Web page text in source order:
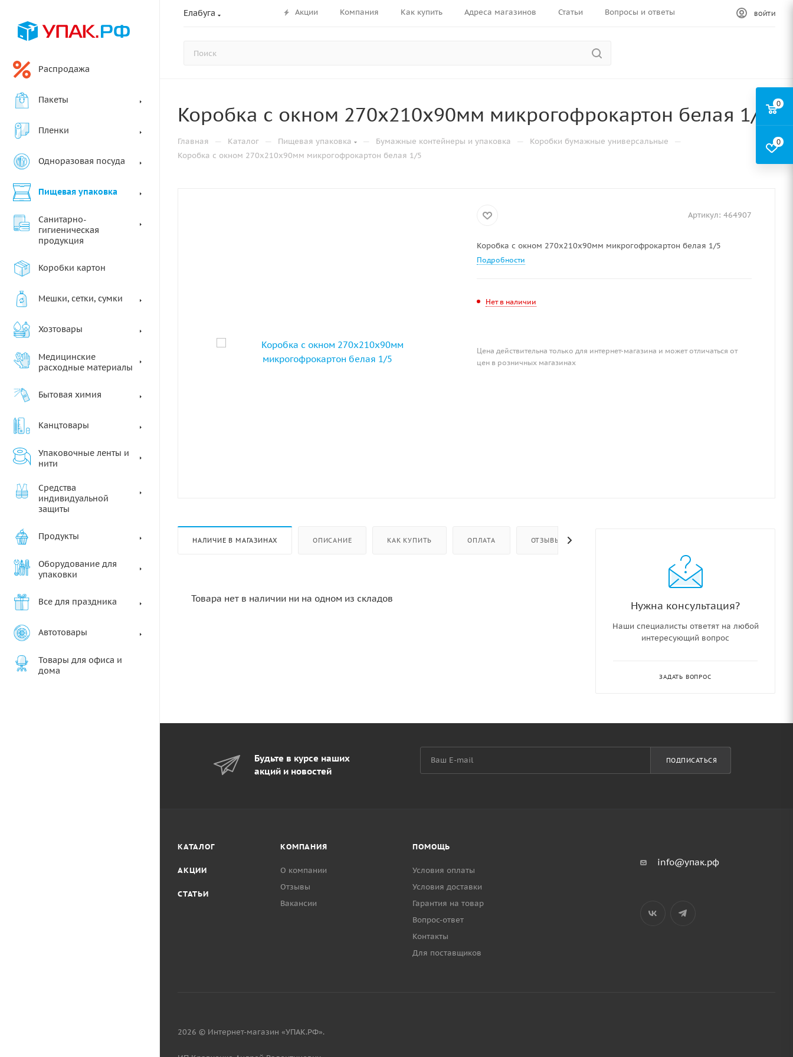
Елабуга Акции Компания Как купить Адреса магазинов Статьи Вопросы и ответы ВОЙТИ
Распродажа
Пакеты
Пленки
Одноразовая посуда
Пищевая упаковка
Санитарно-
гигиеническая
продукция
Коробки картон
Мешки, сетки, сумки
Хозтовары
Медицинские
расходные материалы
Бытовая химия
Канцтовары
Упаковочные ленты и
нити
Средства
индивидуальной
защиты
Продукты
Оборудование для
упаковки
Все для праздника
Автотовары
Товары для офиса и
дома
Коробка с окном 270х210х90мм микрогофрокартон белая 1/5
Главная — Каталог — Пищевая упаковка — Бумажные контейнеры и упаковка — Коробки бумажные универсальные —
Коробка с окном 270х210х90мм микрогофрокартон белая 1/5
Артикул: 464907
Коробка с окном 270х210х90мм микрогофрокартон белая 1/5
Подробности
Нет в наличии
Цена действительна только для интернет-магазина и может отличаться от
цен в розничных магазинах
НАЛИЧИЕ В МАГАЗИНАХ ОПИСАНИЕ КАК КУПИТЬ ОПЛАТА ОТЗЫВЫ
Товара нет в наличии ни на одном из складов
Нужна консультация?
Наши специалисты ответят на любой
интересующий вопрос
ЗАДАТЬ ВОПРОС
Будьте в курсе наших
акций и новостей
ПОДПИСАТЬСЯ
КАТАЛОГ
АКЦИИ
СТАТЬИ
КОМПАНИЯ
О компании
Отзывы
Вакансии
ПОМОЩЬ
Условия оплаты
Условия доставки
Гарантия на товар
Вопрос-ответ
Контакты
Для поставщиков
info@упак.рф
2026 © Интернет-магазин «УПАК.РФ».
0
0